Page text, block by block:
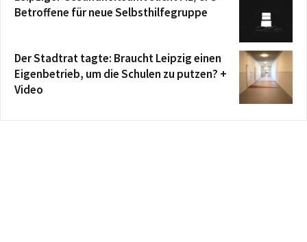
Betroffene für neue Selbsthilfegruppe
Der Stadtrat tagte: Braucht Leipzig einen
Eigenbetrieb, um die Schulen zu putzen? +
Video